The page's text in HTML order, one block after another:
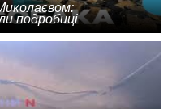
подробиці